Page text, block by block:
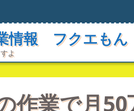
情報 フクエもん
よ
作業で月